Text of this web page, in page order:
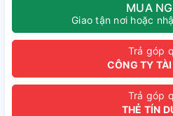
MUA
Giao tận nơi hoặc
Trả góp
CÔNG TY
Trả góp
THẺ TÍN